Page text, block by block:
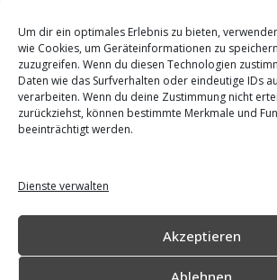
Um dir ein optimales Erlebnis zu bieten,
wie Cookies, um Geräteinformationen zu
zuzugreifen. Wenn du diesen Technologien
Daten wie das Surfverhalten oder eindeutige IDs
verarbeiten. Wenn du deine Zustimmung nicht
zurückziehst, können bestimmte Merkmale und
beeinträchtigt werden.
Dienste verwalten
Akzeptieren
Ablehnen
historische Düdelsheimer
Zur Facebook-Seite von duedelsheim.de
Datenschutz